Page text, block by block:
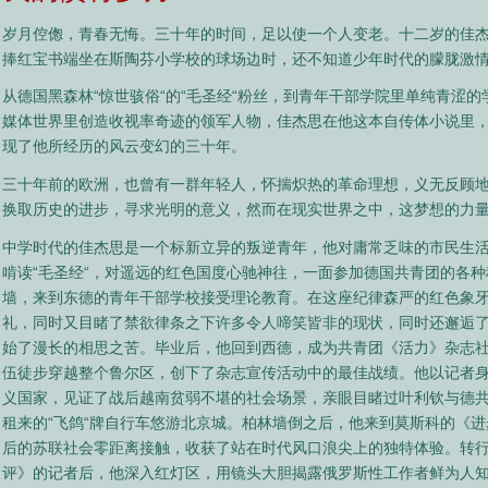
岁月倥偬，青春无悔。三十年的时间，足以使一个人变老。十二岁的佳
捧红宝书端坐在斯陶芬小学校的球场边时，还不知道少年时代的朦胧激
从德国黑森林“惊世骇俗“的“毛圣经“粉丝，到青年干部学院里单纯青涩
媒体世界里创造收视率奇迹的领军人物，佳杰思在他这本自传体小说里
现了他所经历的风云变幻的三十年。
三十年前的欧洲，也曾有一群年轻人，怀揣炽热的革命理想，义无反顾
换取历史的进步，寻求光明的意义，然而在现实世界之中，这梦想的力
中学时代的佳杰思是一个标新立异的叛逆青年，他对庸常乏味的市民生
啃读“毛圣经“，对遥远的红色国度心驰神往，一面参加德国共青团的各
墙，来到东德的青年干部学校接受理论教育。在这座纪律森严的红色象
礼，同时又目睹了禁欲律条之下许多令人啼笑皆非的现状，同时还邂逅
始了漫长的相思之苦。毕业后，他回到西德，成为共青团《活力》杂志
伍徒步穿越整个鲁尔区，创下了杂志宣传活动中的最佳战绩。他以记者
义国家，见证了战后越南贫弱不堪的社会场景，亲眼目睹过叶利钦与德
租来的“飞鸽“牌自行车悠游北京城。柏林墙倒之后，他来到莫斯科的《
后的苏联社会零距离接触，收获了站在时代风口浪尖上的独特体验。转
评》的记者后，他深入红灯区，用镜头大胆揭露俄罗斯性工作者鲜为人